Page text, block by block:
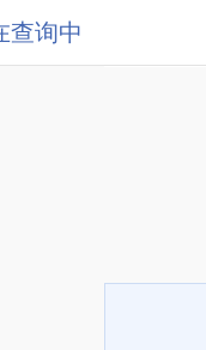
查询中